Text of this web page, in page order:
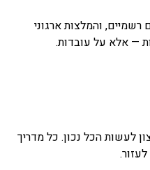
והמלצות ארגוני
— אלא על עובדות.
לעשות הכל נכון. כל מדריך